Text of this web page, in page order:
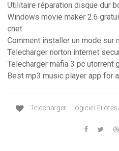
Utilitaire réparation disque dur
Windows movie maker 2.6
cnet
Comment installer un mode sur
Telecharger norton internet
Telecharger mafia 3 pc utorrent
Best mp3 music player app for
Télécharger - Logiciel